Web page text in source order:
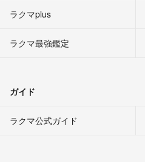
ラクマplus
ラクマ最強鑑定
ガイド
ラクマ公式ガイド